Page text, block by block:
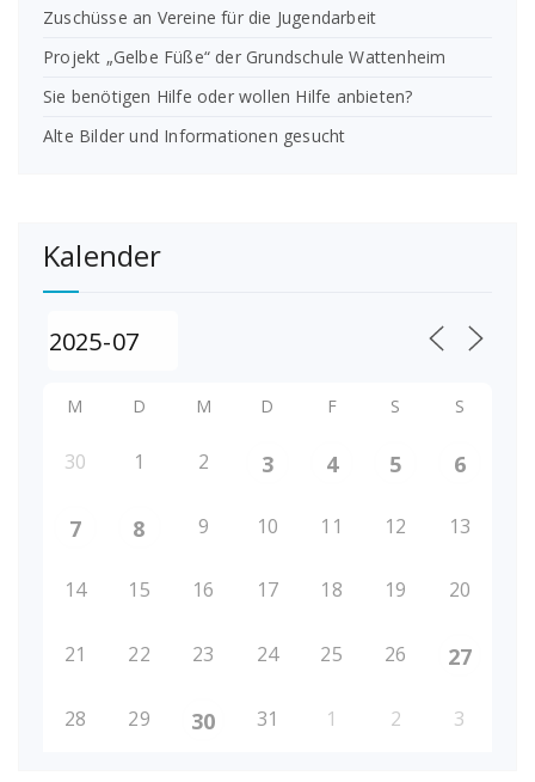
Zuschüsse an Vereine für die Jugendarbeit
Projekt „Gelbe Füße“ der Grundschule Wattenheim
Sie benötigen Hilfe oder wollen Hilfe anbieten?
Alte Bilder und Informationen gesucht
Kalender
M D M D F S S
30 1 2 3 4 5 6
7 8 9 10 11 12 13
14 15 16 17 18 19 20
21 22 23 24 25 26 27
28 29 30 31 1 2 3